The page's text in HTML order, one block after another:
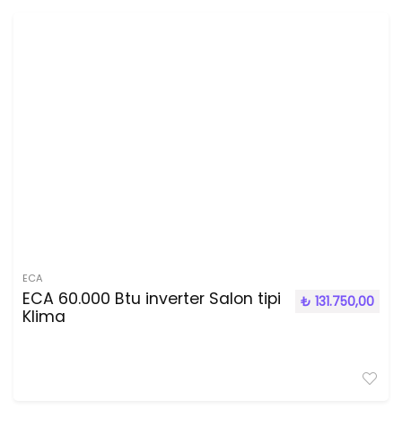
ECA
ECA 60.000 Btu inverter Salon tipi
Klima
₺ 131.750,00